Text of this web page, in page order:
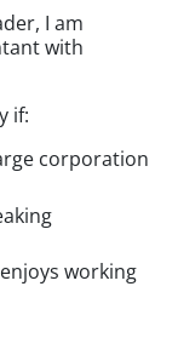
I am
with
if:
corporation
working